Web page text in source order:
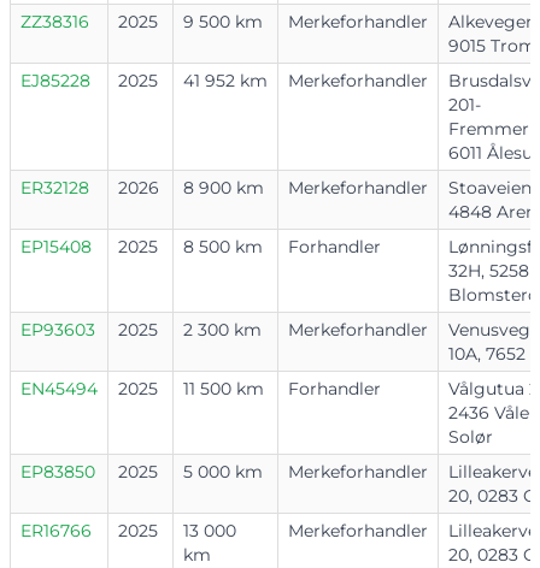
ZZ38316
2025 9 500 km Merkeforhandler
Alkevegen
9015
EJ85228
2025 41 952 km Merkeforhandler
201-
6011
ER32128
2026 8 900 km Merkeforhandler
Stoaveien
4848
EP15408
2025 8 500 km Forhandler
32H, 5258
EP93603
2025 2 300 km Merkeforhandler
10A, 7652
EN45494
2025 11 500 km Forhandler
Vålgutua
2436
Solør
EP83850
2025 5 000 km Merkeforhandler
20, 0283
ER16766
2025
13 000
km
Merkeforhandler
20, 0283